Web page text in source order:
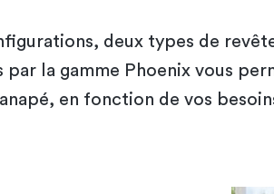
deux types de
par la gamme Phoenix vous
en fonction de vos